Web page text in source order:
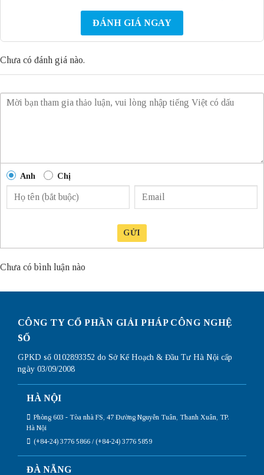
ĐÁNH GIÁ NGAY
Chưa có đánh giá nào.
Anh Chị
GỬI
Chưa có bình luận nào
CÔNG TY CỔ PHẦN GIẢI PHÁP CÔNG NGHỆ
SỐ
GPKD số 0102893352 do Sở Kế Hoạch & Đầu Tư Hà Nội cấp
ngày 03/09/2008
HÀ NỘI
Phòng 603 - Tòa nhà FS, 47 Đường Nguyễn Tuân, Thanh Xuân, TP.
Hà Nội
(+84-24) 3776 5866 / (+84-24) 3776 5859
ĐÀ NẴNG